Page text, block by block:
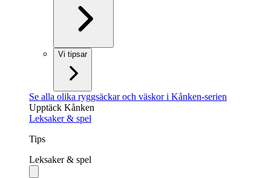
Vi tipsar
Se alla olika ryggsäckar och väskor i Kånken-serien
Upptäck Kånken
Leksaker & spel
Tips
Leksaker & spel